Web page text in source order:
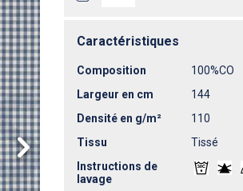
Caractéristiques
Composition
100%CO
Largeur en cm
144
Densité en g/m²
110
Tissu
Tissé
Instructions de
lavage